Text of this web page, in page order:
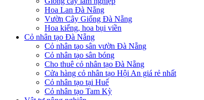
Hoa Lan Đà Nẵng
Vườn Cây Giống Đà Nẵng
Hoa kiểng, hoa bụi viền
Cỏ nhân tạo Đà Nẵng
Cỏ nhân tạo sân vườn Đà Nẵng
Cỏ nhân tạo sân bóng
Cho thuê cỏ nhân tạo Đà Nẵng
Cửa hàng cỏ nhân tạo Hội An giá rẻ nhất
Cỏ nhân tạo tại Huế
Cỏ nhân tạo Tam Kỳ